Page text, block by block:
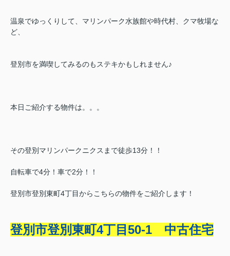
温泉でゆっくりして、マリンパーク水族館や時代村、クマ牧場な
ど、
登別市を満喫してみるのもステキかもしれません♪
本日ご紹介する物件は。。。
その登別マリンパークニクスまで徒歩13分！！
自転車で4分！車で2分！！
登別市登別東町4丁目からこちらの物件をご紹介します！
登別市登別東町4丁目50-1 中古住宅